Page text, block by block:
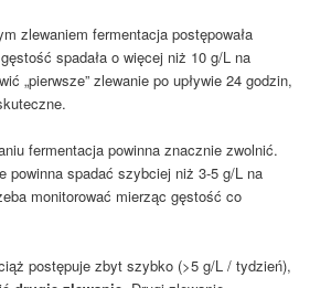
zlewaniem fermentacja postępowała
spadała o więcej niż 10 g/L na
„pierwsze” zlewanie po upływie 24 godzin,
fermentacja powinna znacznie zwolnić.
powinna spadać szybciej niż 3-5 g/L na
monitorować mierząc gęstość co
postępuje zbyt szybko (>5 g/L / tydzień),